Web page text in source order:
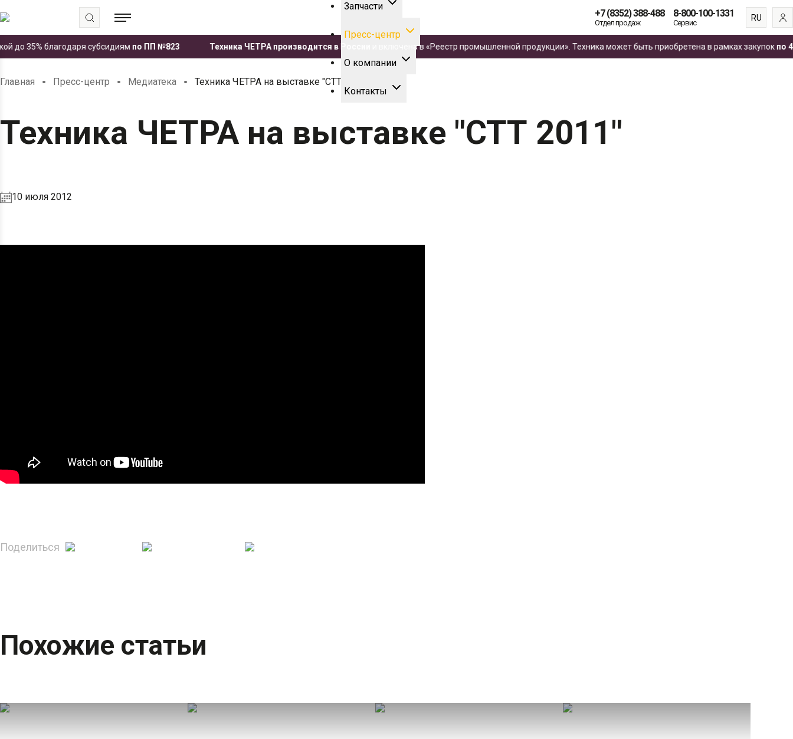
Запчасти
Пресс-центр
О компании
Контакты
+7 (8352) 388-488
Отдел продаж
8-800-100-1331
Сервис
RU
EN
ES
35% благодаря субсидиямпо ПП №823 Техника ЧЕТРА производится в России и включена в «Реестр промышленной продукции». Техника может быть приобретена в рамках закупокпо
Главная . Пресс-центр . Медиатека . Техника ЧЕТРА на выставке "СТТ 2011"
Техника ЧЕТРА на выставке "СТТ 2011"
10 июля 2012
Поделиться
Похожие статьи